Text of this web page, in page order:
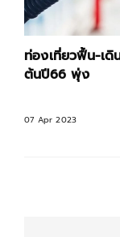
ท่องเที่ยวฟื้น-เดิ
ต้นปี66 พุ่ง
07 Apr 2023